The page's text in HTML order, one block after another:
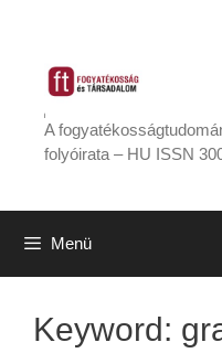
tartalomba
A
folyóirata – HU ISSN
Menü
Keyword: